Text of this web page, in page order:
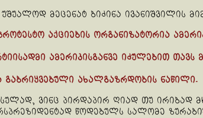
მეცენატ ბიძინა ივანიშვილის
აქციების ორგანიზატორია
ამერიკისგანვე იძულებით
ახალგაზრდობის ნაწილი.
ვინც პირდაპირ ღიად თუ ირიბად
წოდებულს სალომე